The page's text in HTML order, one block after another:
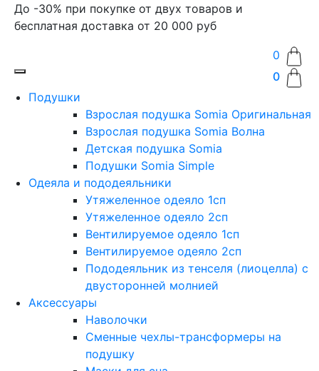
До -30% при покупке от двух товаров и
бесплатная доставка от 20 000 руб
0
0
Подушки
Взрослая подушка Somia Оригинальная
Взрослая подушка Somia Волна
Детская подушка Somia
Подушки Somia Simple
Одеяла и пододеяльники
Утяжеленное одеяло 1сп
Утяжеленное одеяло 2сп
Вентилируемое одеяло 1сп
Вентилируемое одеяло 2сп
Пододеяльник из тенселя (лиоцелла) с
двусторонней молнией
Аксессуары
Наволочки
Сменные чехлы-трансформеры на
подушку